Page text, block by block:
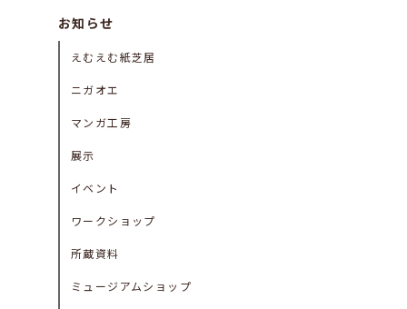
お知らせ
えむえむ紙芝居
ニガオエ
マンガ工房
展示
イベント
ワークショップ
所蔵資料
ミュージアムショップ